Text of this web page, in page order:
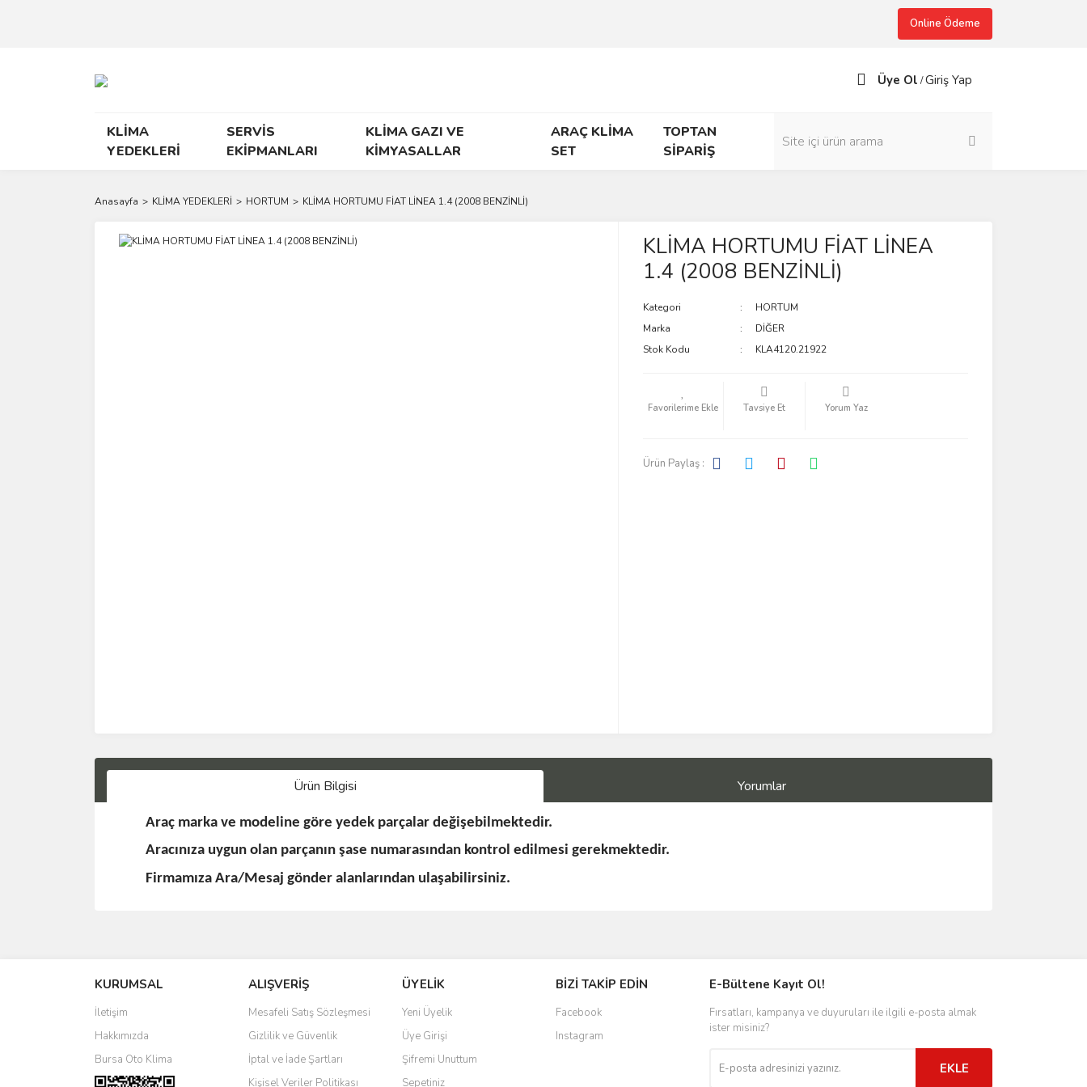
Online Ödeme
Üye Ol /Giriş Yap
KLİMA
YEDEKLERİ
SERVİS
EKİPMANLARI
KLİMA GAZI VE
KİMYASALLAR
ARAÇ KLİMA
SET
TOPTAN
SİPARİŞ
Anasayfa KLİMA YEDEKLERİ HORTUM KLİMA HORTUMU FİAT LİNEA 1.4 (2008 BENZİNLİ)
KLİMA HORTUMU FİAT LİNEA
1.4 (2008 BENZİNLİ)
Kategori
HORTUM
Marka
DİĞER
Stok Kodu
KLA4120.21922
Tavsiye Et Yorum Yaz
Ürün Paylaş :
Ürün Bilgisi Yorumlar
Araç marka ve modeline göre yedek parçalar değişebilmektedir.
Aracınıza uygun olan parçanın şase numarasından kontrol edilmesi gerekmektedir.
Firmamıza Ara/Mesaj gönder alanlarından ulaşabilirsiniz.
Yorum Yaz
KURUMSAL
İletişim
Hakkımızda
Bursa Oto Klima
ALIŞVERİŞ
Mesafeli Satış Sözleşmesi
Gizlilik ve Güvenlik
İptal ve İade Şartları
Kişisel Veriler Politikası
ÜYELİK
Yeni Üyelik
Üye Girişi
Şifremi Unuttum
Sepetiniz
BİZİ TAKİP EDİN
Facebook
Instagram
E-Bültene Kayıt Ol!
Fırsatları, kampanya ve duyuruları ile ilgili e-posta almak
ister misiniz?
EKLE